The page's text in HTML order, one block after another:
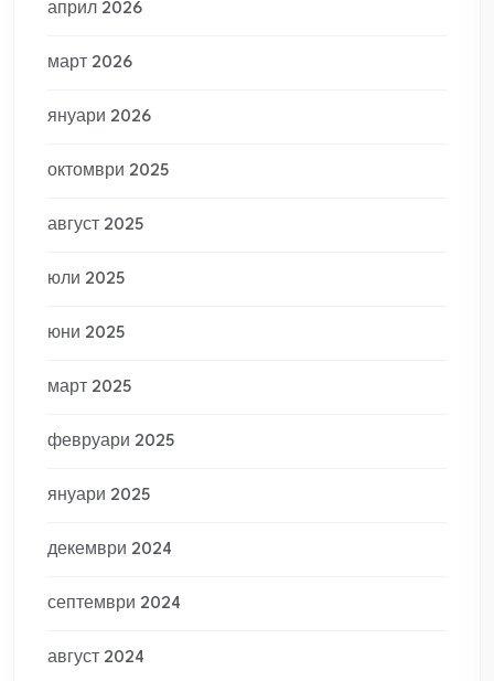
април 2026
март 2026
януари 2026
октомври 2025
август 2025
юли 2025
юни 2025
март 2025
февруари 2025
януари 2025
декември 2024
септември 2024
август 2024